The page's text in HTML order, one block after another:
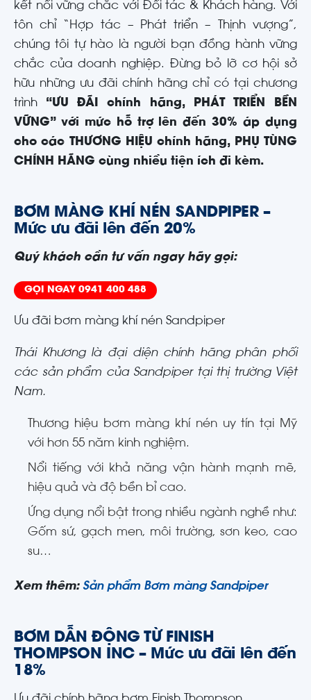
kết nối vững chắc với Đối tác & Khách hàng. Với
tôn chỉ “Hợp tác – Phát triển – Thịnh vượng”,
chúng tôi tự hào là người bạn đồng hành vững
chắc của doanh nghiệp. Đừng bỏ lỡ cơ hội sở
hữu những ưu đãi chính hãng chỉ có tại chương
trình “ƯU ĐÃI chính hãng, PHÁT TRIỂN BỀN
VỮNG” với mức hỗ trợ lên đến 30% áp dụng
cho các THƯƠNG HIỆU chính hãng, PHỤ TÙNG
CHÍNH HÃNG cùng nhiều tiện ích đi kèm.
BƠM MÀNG KHÍ NÉN SANDPIPER–
Mức ưu đãi lên đến 20%
Quý khách cần tư vấn ngay hãy gọi:
GỌI NGAY 0941 400 488
Ưu đãi bơm màng khí nén Sandpiper
Thái Khương là đại diện chính hãng phân phối
các sản phẩm của Sandpiper tại thị trường Việt
Nam.
Thương hiệu bơm màng khí nén uy tín tại Mỹ
với hơn 55 năm kinh nghiệm.
Nổi tiếng với khả năng vận hành mạnh mẽ,
hiệu quả và độ bền bỉ cao.
Ứng dụng nổi bật trong nhiều ngành nghề như:
Gốm sứ, gạch men, môi trường, sơn keo, cao
su…
Xem thêm: Sản phẩm Bơm màng Sandpiper
BƠM DẪN ĐỘNG TỪ FINISH
THOMPSON INC– Mức ưu đãi lên đến
18%